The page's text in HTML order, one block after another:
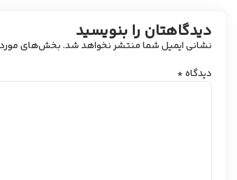
دیدگاهتان را بنویسید
نشانی ایمیل شما منتشر نخواهد شد.بخش‌های
دیدگاه*